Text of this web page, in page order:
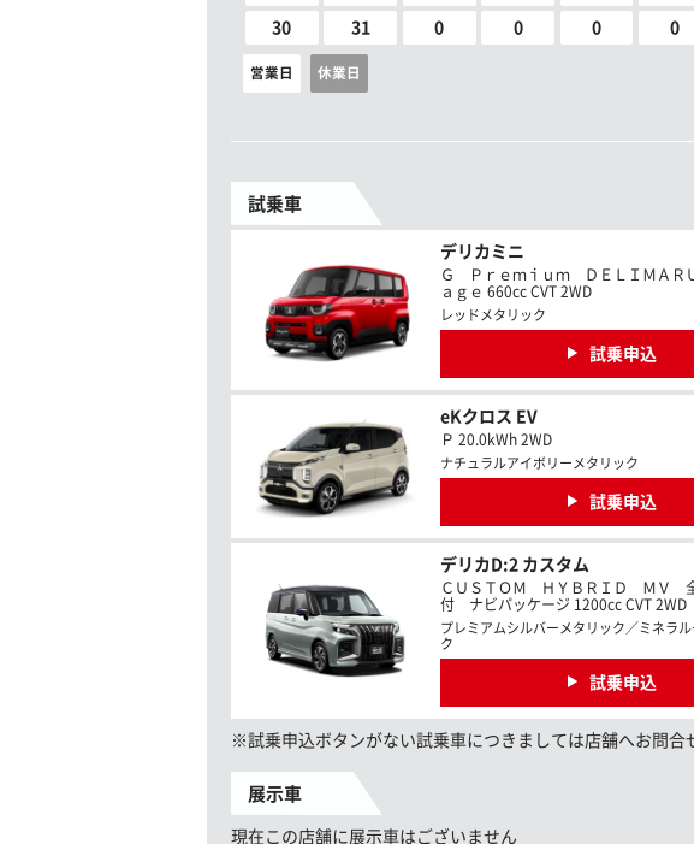
30 31 0 0 0 0
営業日 休業日
試乗車
デリカミニ
Ｇ Ｐｒｅｍｉｕｍ ＤＥＬＩＭＡＲ
ａｇｅ 660cc CVT 2WD
レッドメタリック
試乗申込
eKクロス EV
Ｐ 20.0kWh 2WD
ナチュラルアイボリーメタリック
試乗申込
デリカD:2 カスタム
ＣＵＳＴＯＭ ＨＹＢＲＩＤ ＭＶ
付 ナビパッケージ 1200cc CVT 2WD
プレミアムシルバーメタリック／ミネラル
ク
試乗申込
※試乗申込ボタンがない試乗車につきましては店舗へお問合
展示車
現在この店舗に展示車はございません